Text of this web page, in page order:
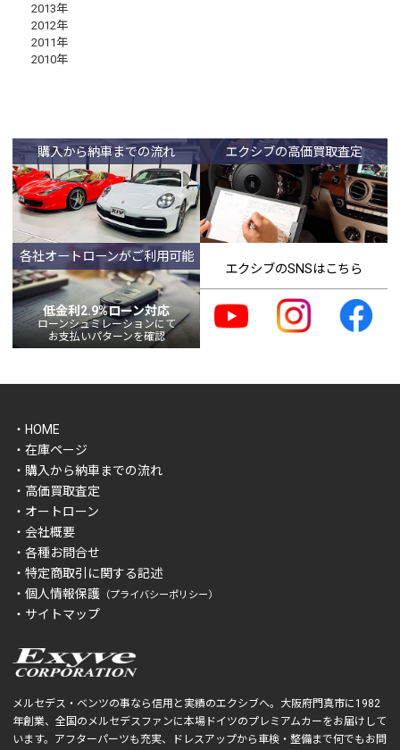
2013年
2012年
2011年
2010年
購入から納車までの流れ エクシブの高価買取査定
各社オートローンがご利用可能
低金利2.9%ローン対応
ローンシュミレーションにて
お支払いパターンを確認
エクシブのSNSはこちら
メルセデス・ベンツの事なら信用と実績のエクシブへ。大阪府門真市に1982
年創業、全国のメルセデスファンに本場ドイツのプレミアムカーをお届けして
います。アフターパーツも充実、ドレスアップから車検・整備まで何でもお問
・HOME
・在庫ページ
・購入から納車までの流れ
・高価買取査定
・オートローン
・会社概要
・各種お問合せ
・特定商取引に関する記述
・個人情報保護 （プライバシーポリシー）
・サイトマップ